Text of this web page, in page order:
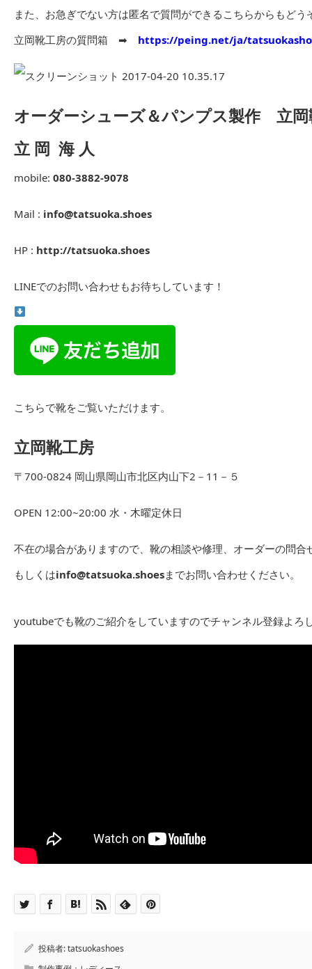
また、お急ぎでない方は匿名で質問ができるこちらからもどう
立岡靴工房の質問箱 ➡︎ https://peing.net/ja/
オーダーシューズ＆パンプス製作 立岡
立 岡 海 人
mobile: 080-3882-9078
Mail : info@tatsuoka.shoes
HP : http://tatsuoka.shoes
LINEでのお問い合わせもお待ちしています！
こちらで靴をご覧いただけます。
立岡靴工房
〒700-0824 岡山県岡山市北区内山下2－11－５
OPEN 12:00~20:00 水・木曜定休日
不在の場合がありますので、靴の相談や修理、オーダーの問合
もしくはinfo@tatsuoka.shoesまでお問い合わせください。
youtubeでも靴のご紹介をしていますのでチャンネル登録よろ
投稿者:tatsuokashoes